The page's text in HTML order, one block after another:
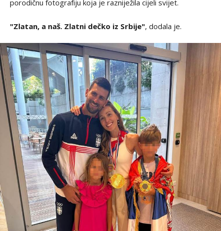
porodičnu fotografiju koja je razniježila cijeli svijet.
"Zlatan, a naš. Zlatni dečko iz Srbije", dodala je.